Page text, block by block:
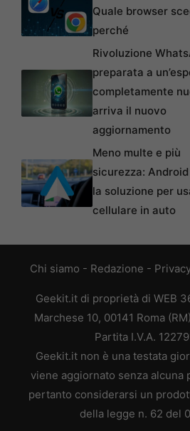
Quale browser
perché
Rivoluzione
preparata a
completamente
arriva il nuovo
aggiornamento
Meno multe e più
sicurezza:
la soluzione per
cellulare in auto
Chi siamo - Redazione -
Geekit.it di proprietà di WEB
Marchese 10, 00141 Roma
Partita I.V.A.
Geekit.it non è una testata
viene aggiornato senza alcuna
pertanto considerarsi un
della legge n. 62 del